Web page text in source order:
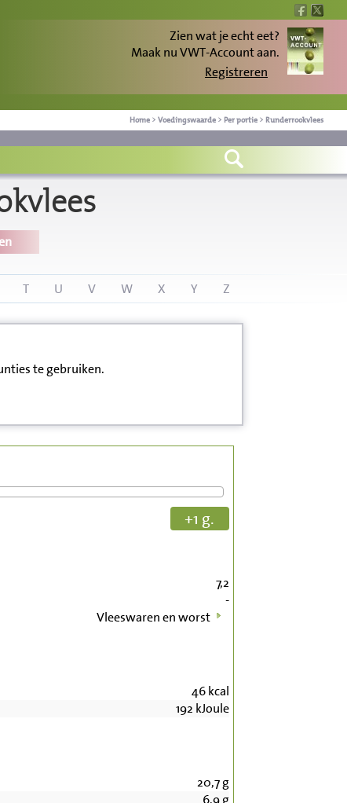
Zien wat je echt eet?
Maak nu VWT-Account aan.
Registreren
Home > Voedingswaarde > Per portie > Runderrookvlees
T U V W X Y Z
te gebruiken.
+1 g.
7,2
-
Vleeswaren en worst
46kcal
192 kJoule
20,7g
6,9g